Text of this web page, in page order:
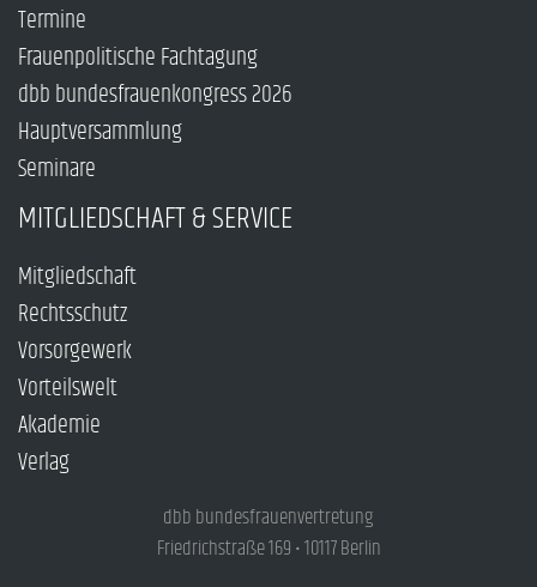
Termine
Frauenpolitische Fachtagung
dbb bundesfrauenkongress 2026
Hauptversammlung
Seminare
MITGLIEDSCHAFT & SERVICE
Mitgliedschaft
Rechtsschutz
Vorsorgewerk
Vorteilswelt
Akademie
Verlag
dbb bundesfrauenvertretung
Friedrichstraße 169 • 10117 Berlin